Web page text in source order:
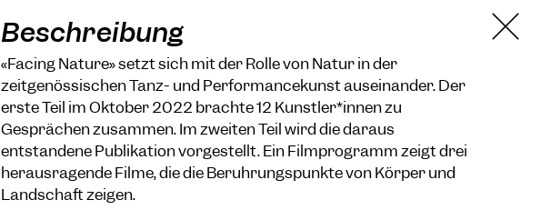
Beschreibung
«Facing Nature» setzt sich mit der Rolle von Natur in der
zeitgenössischen Tanz- und Performancekunst auseinander. Der
erste Teil im Oktober 2022 brachte 12 Künstler*innen zu
Gesprächen zusammen. Im zweiten Teil wird die daraus
entstandene Publikation vorgestellt. Ein Filmprogramm zeigt drei
herausragende Filme, die die Berührungspunkte von Körper und
Landschaft zeigen.